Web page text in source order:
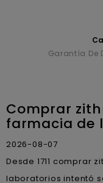
Garantía De
Comprar
farmacia de
2026-08-07
Desde 1711 comprar
laboratorios intentó